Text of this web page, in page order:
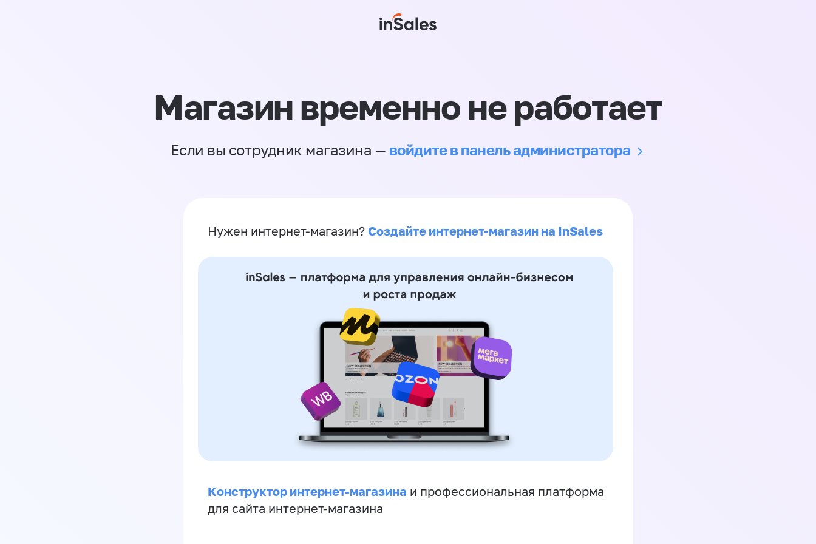
Магазин временно не работает
Если вы сотрудник магазина — войдите в панель администратора
Нужен интернет-магазин? Создайте интернет-магазин на InSales
Конструктор интернет-магазина и профессиональная платформа
для сайта интернет-магазина